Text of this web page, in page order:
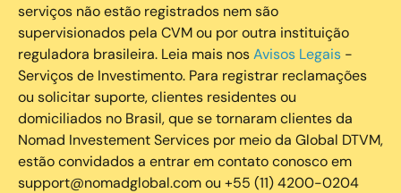
serviços não estão registrados nem são
supervisionados pela CVM ou por outra instituição
reguladora brasileira. Leia mais nosAvisos Legais -
Serviços de Investimento. Para registrar reclamações
ou solicitar suporte, clientes residentes ou
domiciliados no Brasil, que se tornaram clientes da
Nomad Investement Services por meio da Global DTVM,
estão convidados a entrar em contato conosco em
support@nomadglobal.com ou +55 (11) 4200-0204